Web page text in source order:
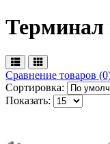
Терминал
Сравнение товаров
Сортировка:
Показать: